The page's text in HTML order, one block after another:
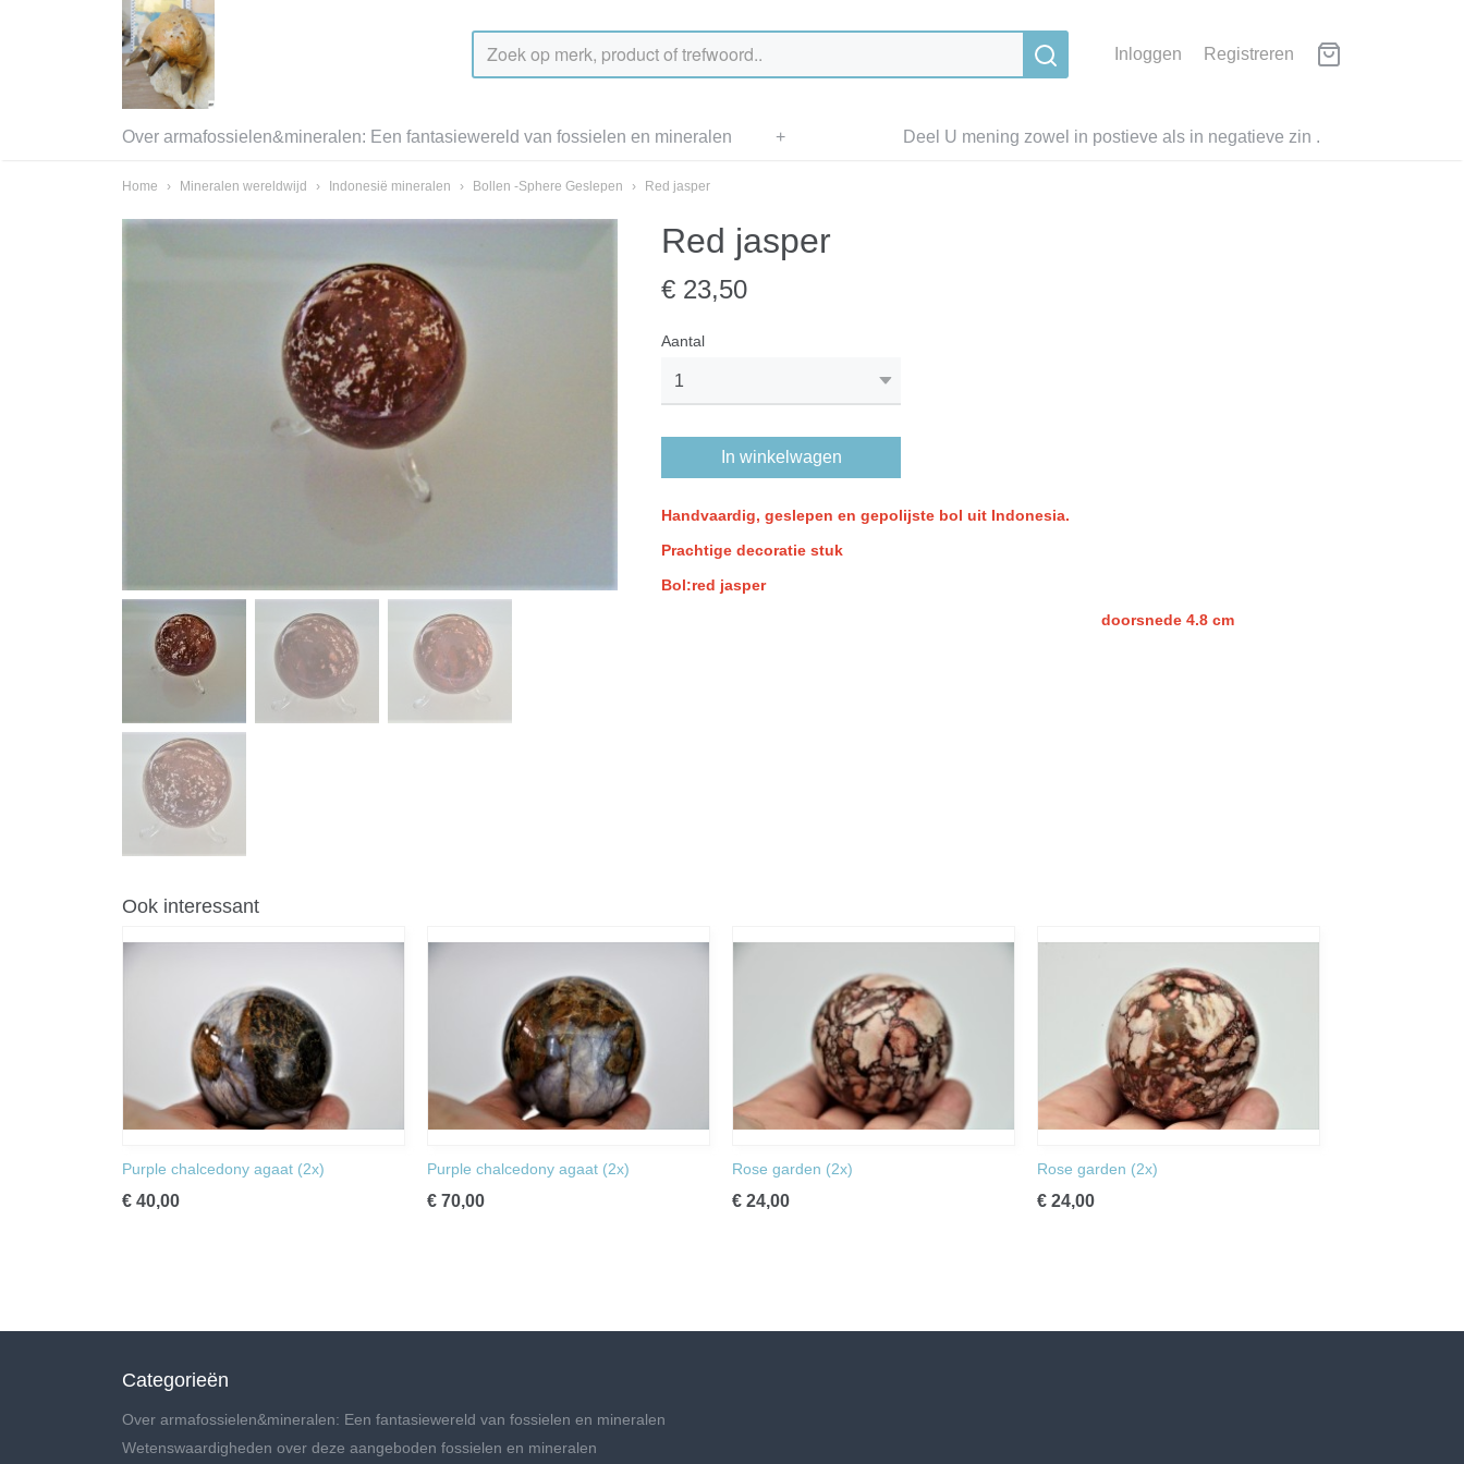
Inloggen Registreren
Deel U mening zowel in postieve als in negatieve zin .
Over armafossielen&mineralen: Een fantasiewereld van fossielen en mineralen +
Home › Mineralen wereldwijd › Indonesië mineralen › Bollen -Sphere Geslepen › Red jasper
Red jasper
€ 23,50
Aantal
In winkelwagen
Handvaardig, geslepen en gepolijste bol uit Indonesia.
Prachtige decoratie stuk
Bol:red jasper
doorsnede 4.8 cm
Ook interessant
Purple chalcedony agaat (2x)
€ 40,00
Purple chalcedony agaat (2x)
€ 70,00
Rose garden (2x)
€ 24,00
Rose garden (2x)
€ 24,00
Categorieën
Over armafossielen&mineralen: Een fantasiewereld van fossielen en mineralen
Wetenswaardigheden over deze aangeboden fossielen en mineralen